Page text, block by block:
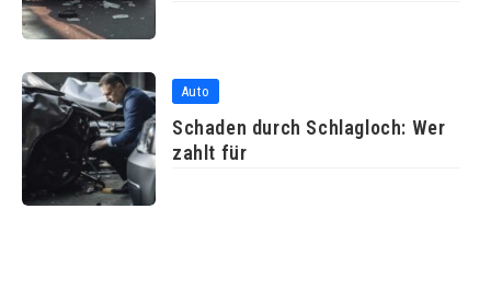
Auto
Schaden durch Schlagloch: Wer
zahlt für